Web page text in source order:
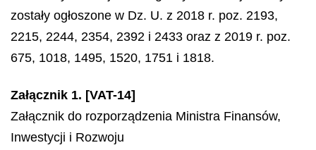
zostały ogłoszone w Dz. U. z 2018 r. poz. 2193,
2215, 2244, 2354, 2392 i 2433 oraz z 2019 r. poz.
675, 1018, 1495, 1520, 1751 i 1818.
Załącznik 1. [VAT-14]
Załącznik do rozporządzenia Ministra Finansów,
Inwestycji i Rozwoju